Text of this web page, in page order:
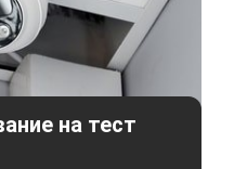
разрешено к
включая
транспорт.
проблем во время
на тест